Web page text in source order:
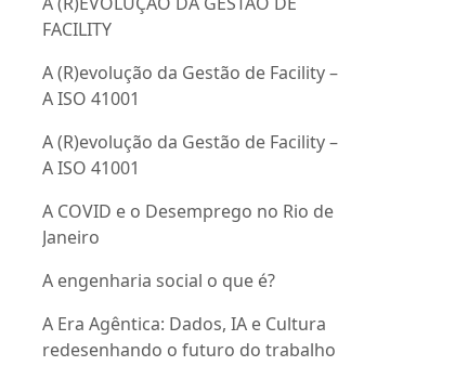
FACILITY
A (R)evolução da Gestão de Facility –
A ISO 41001
A (R)evolução da Gestão de Facility –
A ISO 41001
A COVID e o Desemprego no Rio de
Janeiro
A engenharia social o que é?
A Era Agêntica: Dados, IA e Cultura
redesenhando o futuro do trabalho